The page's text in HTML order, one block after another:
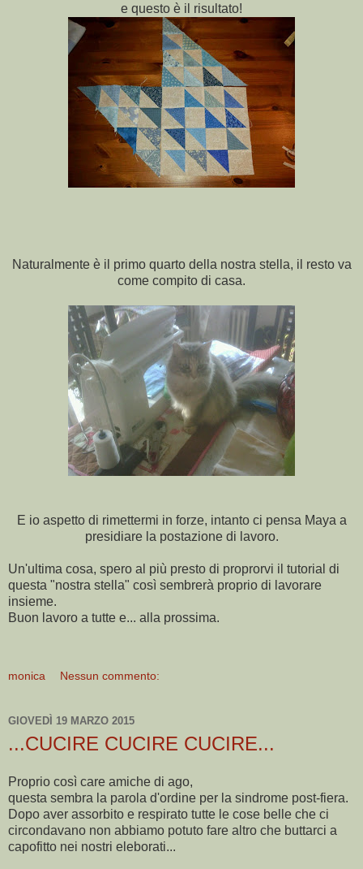
e questo è il risultato!
Naturalmente è il primo quarto della nostra stella, il resto va
come compito di casa.
E io aspetto di rimettermi in forze, intanto ci pensa Maya a
presidiare la postazione di lavoro.
Un'ultima cosa, spero al più presto di proprorvi il tutorial di
questa "nostra stella" così sembrerà proprio di lavorare
insieme.
Buon lavoro a tutte e... alla prossima.
monica Nessun commento:
GIOVEDÌ 19 MARZO 2015
...CUCIRE CUCIRE CUCIRE...
Proprio così care amiche di ago,
questa sembra la parola d'ordine per la sindrome post-fiera.
Dopo aver assorbito e respirato tutte le cose belle che ci
circondavano non abbiamo potuto fare altro che buttarci a
capofitto nei nostri eleborati...